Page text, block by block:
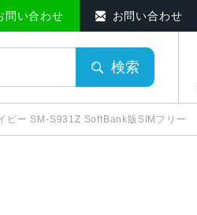
問い合わせ お問い合わせ
検索
ビー SM-S931Z SoftBank版SIMフリー